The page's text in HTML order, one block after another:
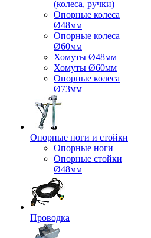
(колеса, ручки)
Опорные колеса
Ø48мм
Опорные колеса
Ø60мм
Хомуты Ø48мм
Хомуты Ø60мм
Опорные колеса
Ø73мм
Опорные ноги и стойки
Опорные ноги
Опорные стойки
Ø48мм
Проводка